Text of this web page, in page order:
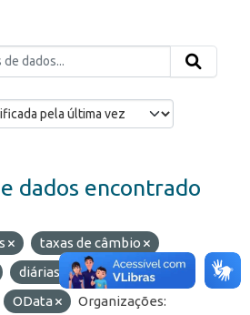
dados encontrado
taxas de câmbio
diárias
Formatos:
OData
Organizações: